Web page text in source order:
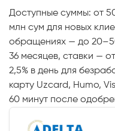
Доступные суммы: от
млн сум для новых
обращениях — до
36 месяцев, ставки —
2,5% в день для
карту Uzcard, Humo,
60 минут после